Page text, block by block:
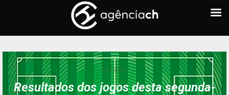
FUTEBOL
Resultados dos jogos desta segunda-